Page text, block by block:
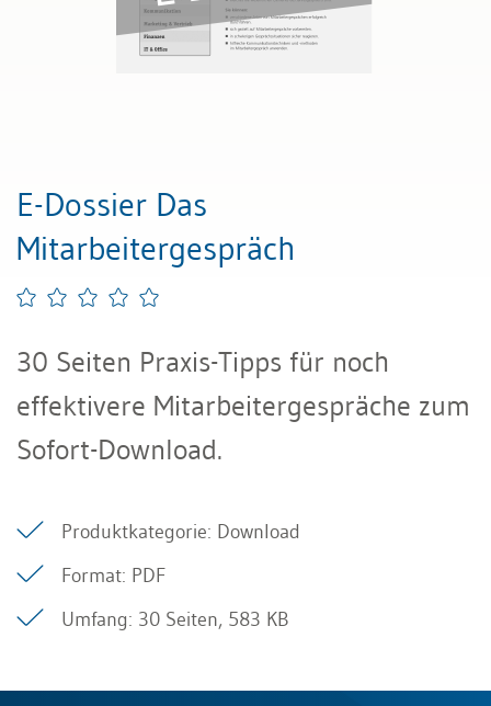
E-Dossier Das
Mitarbeitergespräch
30 Seiten Praxis-Tipps für noch
effektivere Mitarbeitergespräche zum
Sofort-Download.
Produktkategorie: Download
Format: PDF
Umfang: 30 Seiten, 583 KB